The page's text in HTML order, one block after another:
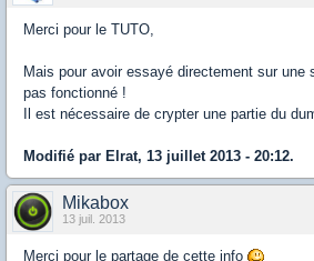
Merci pour le TUTO,
Mais pour avoir essayé directement sur une
pas fonctionné !
Il est nécessaire de crypter une partie du
Modifié par Elrat, 13 juillet 2013 - 20:12.
Mikabox
13 juil. 2013
Merci pour le partage de cette info